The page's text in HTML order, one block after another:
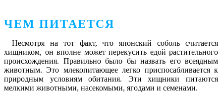
ЧЕМ ПИТАЕТСЯ
Несмотря на тот факт, что японский соболь считается
хищником, он вполне может перекусить едой растительного
происхождения. Правильно было бы назвать его всеядным
животным. Это млекопитающее легко приспосабливается к
природным условиям обитания. Эти хищники питаются
мелкими животными, насекомыми, ягодами и семенами.